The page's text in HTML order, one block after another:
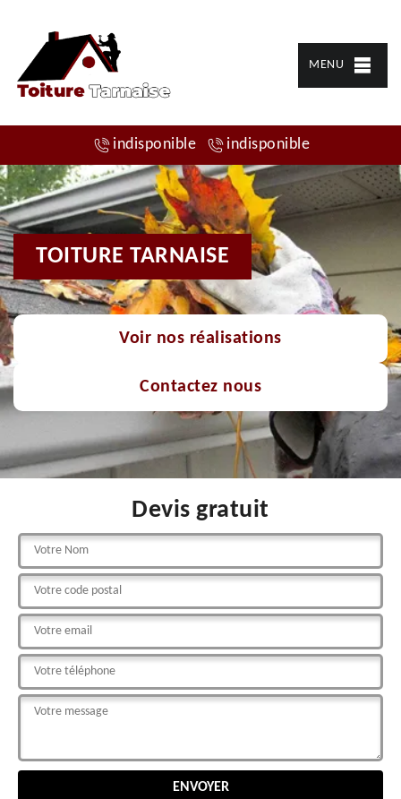
MENU
indisponible indisponible
TOITURE TARNAISE
Voir nos réalisations
Contactez nous
Devis gratuit